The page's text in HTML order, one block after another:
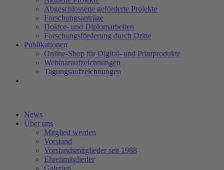
Abgeschlossene geförderte Projekte
Forschungsanträge
Doktor- und Diplomarbeiten
Forschungsförderung durch Dritte
Publikationen
Online-Shop für Digital- und Printprodukte
Webinaraufzeichnungen
Tagungsaufzeichnungen
News
Über uns
Mitglied werden
Vorstand
Vorstandsmitglieder seit 1988
Ehrenmitglieder
Galerien